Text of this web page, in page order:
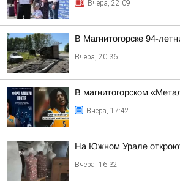
Вчера, 22:09
В Магнитогорске 94-
Вчера, 20:36
В магнитогорском
Вчера, 17:42
На Южном Урале
Вчера, 16:32